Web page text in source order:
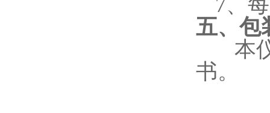
7、
五、包
本
书。